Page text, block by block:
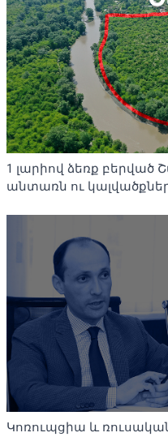
1 լարիով ձեռք բերված
անտառն ու
Կոռուպցիա և